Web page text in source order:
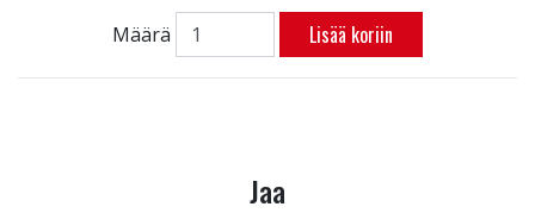
Määrä Lisää koriin
Jaa